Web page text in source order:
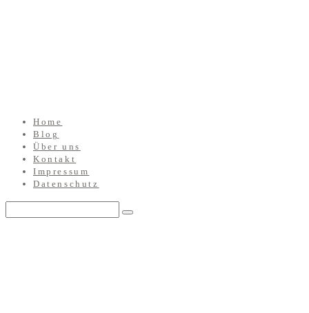
Home
Blog
Über uns
Kontakt
Impressum
Datenschutz